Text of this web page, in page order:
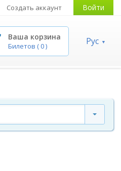
Создать аккаунт Войти
Ваша корзина
Билетов (0) Рус